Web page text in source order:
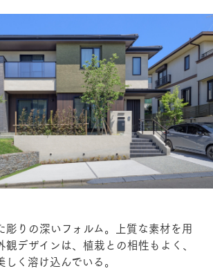
彫りの深いフォルム。上質な素材を用
デザインは、植栽との相性もよく、
く溶け込んでいる。